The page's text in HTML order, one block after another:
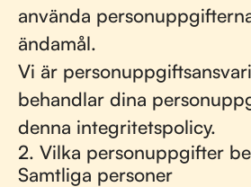
använda
ändamål.
Vi är
behandlar dina
denna integritetspolicy.
2. Vilka personuppgifter
Samtliga personer